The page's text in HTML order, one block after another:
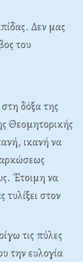
Δεν μας
του
δόξα της
Θεομητορικής
ικανή να
Έτοιμη να
στον
τις πύλες
την ευλογία